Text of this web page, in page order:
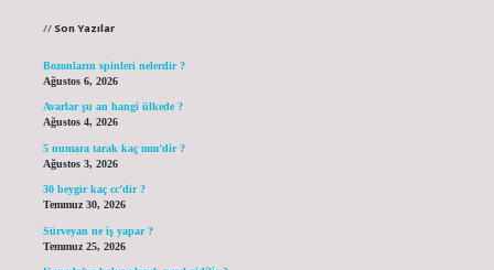
Son Yazılar
Bozonların spinleri nelerdir ?
Ağustos 6, 2026
Avarlar şu an hangi ülkede ?
Ağustos 4, 2026
5 numara tarak kaç mm’dir ?
Ağustos 3, 2026
30 beygir kaç cc’dir ?
Temmuz 30, 2026
Sürveyan ne iş yapar ?
Temmuz 25, 2026